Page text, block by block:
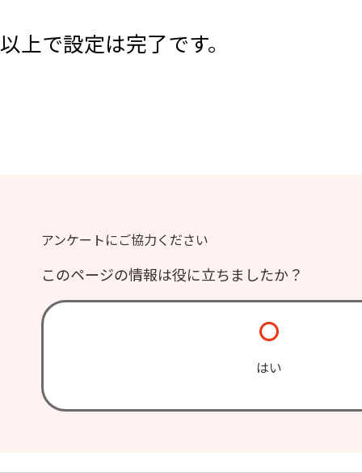
以上で設定は完了です。
アンケートにご協力ください
このページの情報は役に立ちましたか？
はい